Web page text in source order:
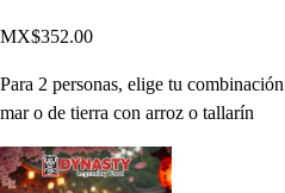
MX$352.00
Para 2 personas, elige tu
mar o de tierra con arroz o tallarín